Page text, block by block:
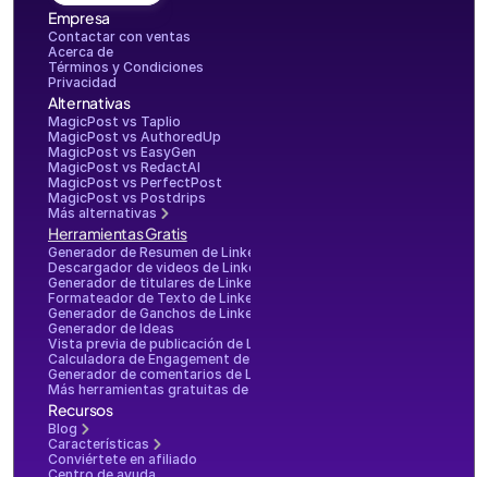
Empresa
Contactar con ventas
Acerca de
Términos y Condiciones
Privacidad
Alternativas
MagicPost vs Taplio
MagicPost vs AuthoredUp
MagicPost vs EasyGen
MagicPost vs RedactAI
MagicPost vs PerfectPost
MagicPost vs Postdrips
Más alternativas
Herramientas Gratis
Generador de Resumen de LinkedIn
Descargador de videos de LinkedIn
Generador de titulares de LinkedIn
Formateador de Texto de LinkedIn
Generador de Ganchos de LinkedIn
Generador de Ideas
Vista previa de publicación de LinkedIn
Calculadora de Engagement de LinkedIn
Generador de comentarios de LinkedIn
Más herramientas gratuitas de LinkedIn
Recursos
Blog
Características
Conviértete en afiliado